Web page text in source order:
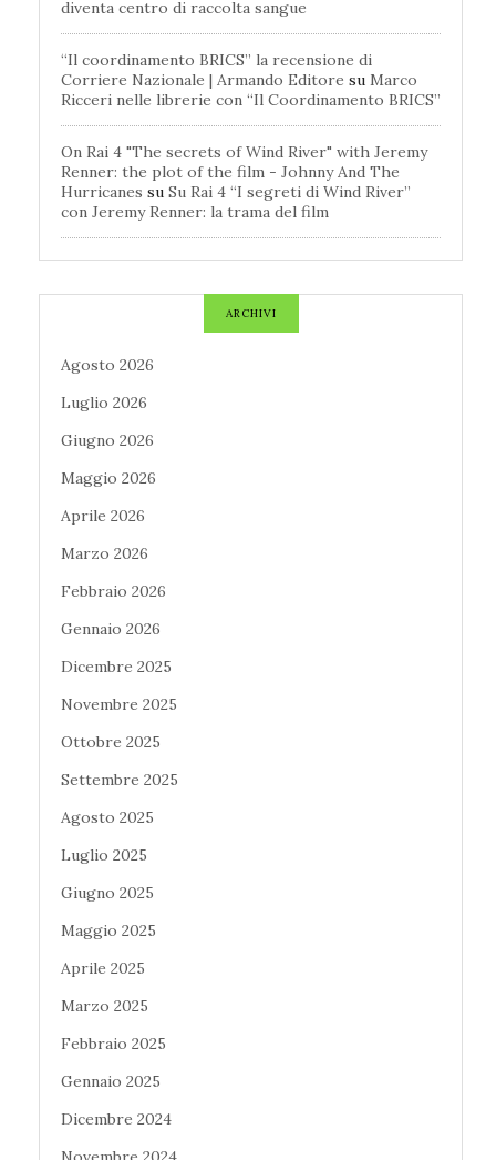
diventa centro di raccolta sangue
“Il coordinamento BRICS” la recensione di
Corriere Nazionale | Armando Editore su Marco
Ricceri nelle librerie con “Il Coordinamento BRICS”
On Rai 4 "The secrets of Wind River" with Jeremy
Renner: the plot of the film - Johnny And The
Hurricanes su Su Rai 4 “I segreti di Wind River”
con Jeremy Renner: la trama del film
ARCHIVI
Agosto 2026
Luglio 2026
Giugno 2026
Maggio 2026
Aprile 2026
Marzo 2026
Febbraio 2026
Gennaio 2026
Dicembre 2025
Novembre 2025
Ottobre 2025
Settembre 2025
Agosto 2025
Luglio 2025
Giugno 2025
Maggio 2025
Aprile 2025
Marzo 2025
Febbraio 2025
Gennaio 2025
Dicembre 2024